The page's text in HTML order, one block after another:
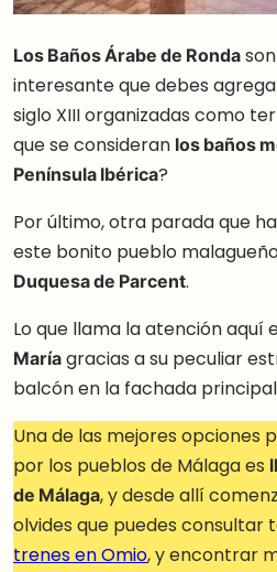
Los Baños Árabe de Ronda
interesante que debes
siglo XIII organizadas como
que se consideran los baños
Península Ibérica?
Por último, otra parada que
este bonito pueblo
Duquesa de Parcent.
Lo que llama la atención aquí
Maríagracias a su peculiar
balcón en la fachada
Una de las mejores opciones
por los pueblos de Málaga es
de Málaga, y desde allí
olvides que puedes consultar
trenes en Omio, y encontrar